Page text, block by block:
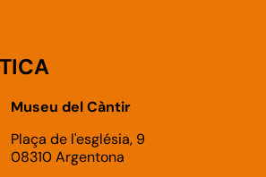
Museu del Càntir
Plaça de l'església, 9
08310 Argentona